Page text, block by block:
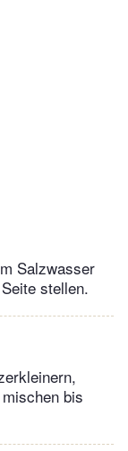
Salzwasser
stellen.
bis